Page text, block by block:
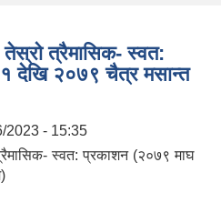
त्रैमासिक- स्वत:
देखि २०७९ चैत्र मसान्त
2023 - 15:35
स्वत: प्रकाशन (२०७९ माघ